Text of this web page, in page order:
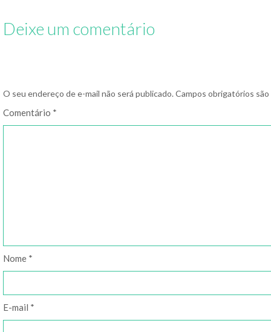
Deixe um comentário
O seu endereço de e-mail não será publicado. Campos obrigatórios
Comentário *
Nome *
E-mail *